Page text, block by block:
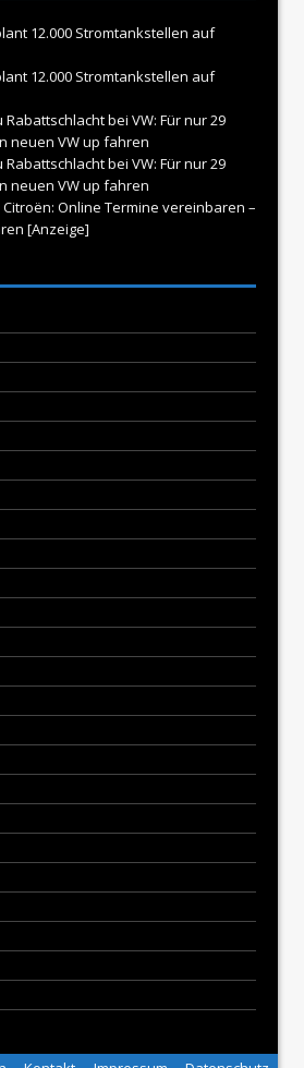
12.000 Stromtankstellen auf
12.000 Stromtankstellen auf
Rabattschlacht bei VW: Für nur 29
neuen VW up fahren
Rabattschlacht bei VW: Für nur 29
neuen VW up fahren
Citroën: Online Termine vereinbaren –
[Anzeige]